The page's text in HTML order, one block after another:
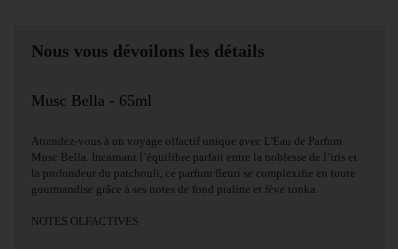
Nous vous dévoilons les détails
Musc Bella - 65ml
Attendez-vous à un voyage olfactif unique avec L'Eau de Parfum
Musc Bella. Incarnant l’équilibre parfait entre la noblesse de l’iris et
la profondeur du patchouli, ce parfum fleuri se complexifie en toute
gourmandise grâce à ses notes de fond praline et fève tonka.
NOTES OLFACTIVES